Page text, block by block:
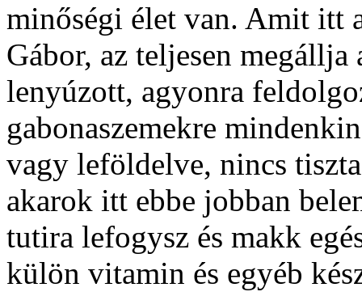
minőségi élet van. Amit itt
Gábor, az teljesen
lenyúzott, agyonra
gabonaszemekre
vagy leföldelve, nincs
akarok itt ebbe jobban
tutira lefogysz és makk
külön vitamin és egyéb